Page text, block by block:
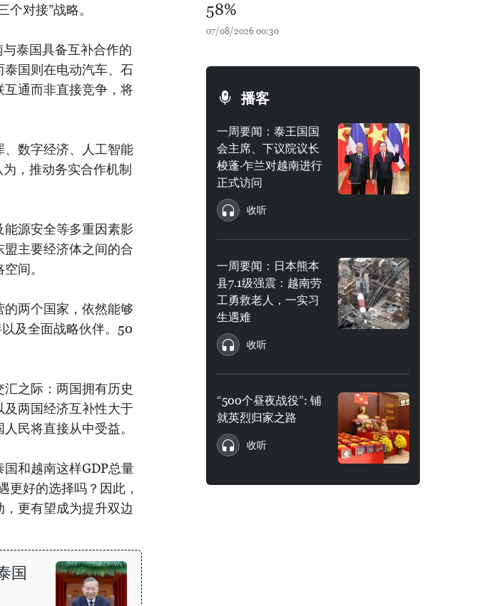
对接”战略。
与泰国具备互补合作的
国则在电动汽车、石
通而非直接竞争，将
数字经济、人工智能
，推动务实合作机制
源安全等多重因素影
主要经济体之间的合
间。
两个国家，依然能够
及全面战略伙伴。50
之际：两国拥有历史
及两国经济互补性大于
民将直接从中受益。
和越南这样GDP总量
更好的选择吗？因此，
更有望成为提升双边
国
58%
07/08/2026 00:30
播客
一周要闻：泰王国国
会主席、下议院议长
梭蓬·乍兰对越南进行
正式访问
收听
一周要闻：日本熊本
县7.1级强震：越南劳
工勇救老人，一实习
生遇难
收听
“500个昼夜战役”: 铺
就英烈归家之路
收听